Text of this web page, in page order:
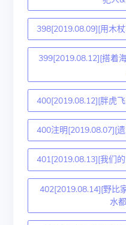
398[2019.08.09][用木
399[2019.08.12][搭着
400[2019.08.12][胖虎
400注明[2019.08.07][
401[2019.08.13][我们
402[2019.08.14][野比
水